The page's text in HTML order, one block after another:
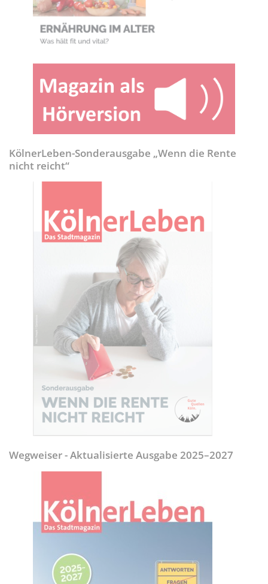
KölnerLeben-Sonderausgabe „Wenn die Rente
nicht reicht“
Wegweiser - Aktualisierte Ausgabe 2025–2027